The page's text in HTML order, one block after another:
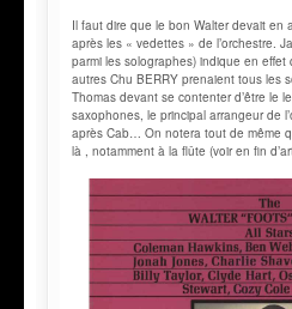
Il faut dire que le bon Walter devait en
après les « vedettes » de l’orchestre.
parmi les solographes) indique en
autres Chu BERRY prenaient tous les
Thomas devant se contenter d’être le
saxophones, le principal arrangeur de
après Cab… On notera tout de même
là , notamment à la flûte (voir en fin